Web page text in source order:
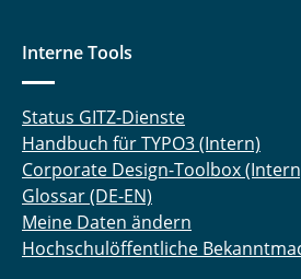
Interne Tools
Status GITZ-Dienste
Handbuch für TYPO3 (Intern)
Corporate Design-Toolbox
Glossar (DE-EN)
Meine Daten ändern
Hochschulöffentliche